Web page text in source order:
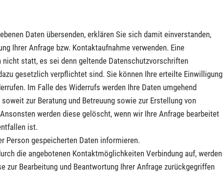
Daten übersenden, erklären Sie sich damit einverstanden,
Ihrer Anfrage bzw. Kontaktaufnahme verwenden. Eine
statt, es sei denn geltende Datenschutzvorschriften
gesetzlich verpflichtet sind. Sie können Ihre erteilte Einwilligung
Im Falle des Widerrufs werden Ihre Daten umgehend
zur Beratung und Betreuung sowie zur Erstellung von
werden diese gelöscht, wenn wir Ihre Anfrage bearbeitet
ist.
Person gespeicherten Daten informieren.
die angebotenen Kontaktmöglichkeiten Verbindung auf, werden
zur Bearbeitung und Beantwortung Ihrer Anfrage zurückgegriffen